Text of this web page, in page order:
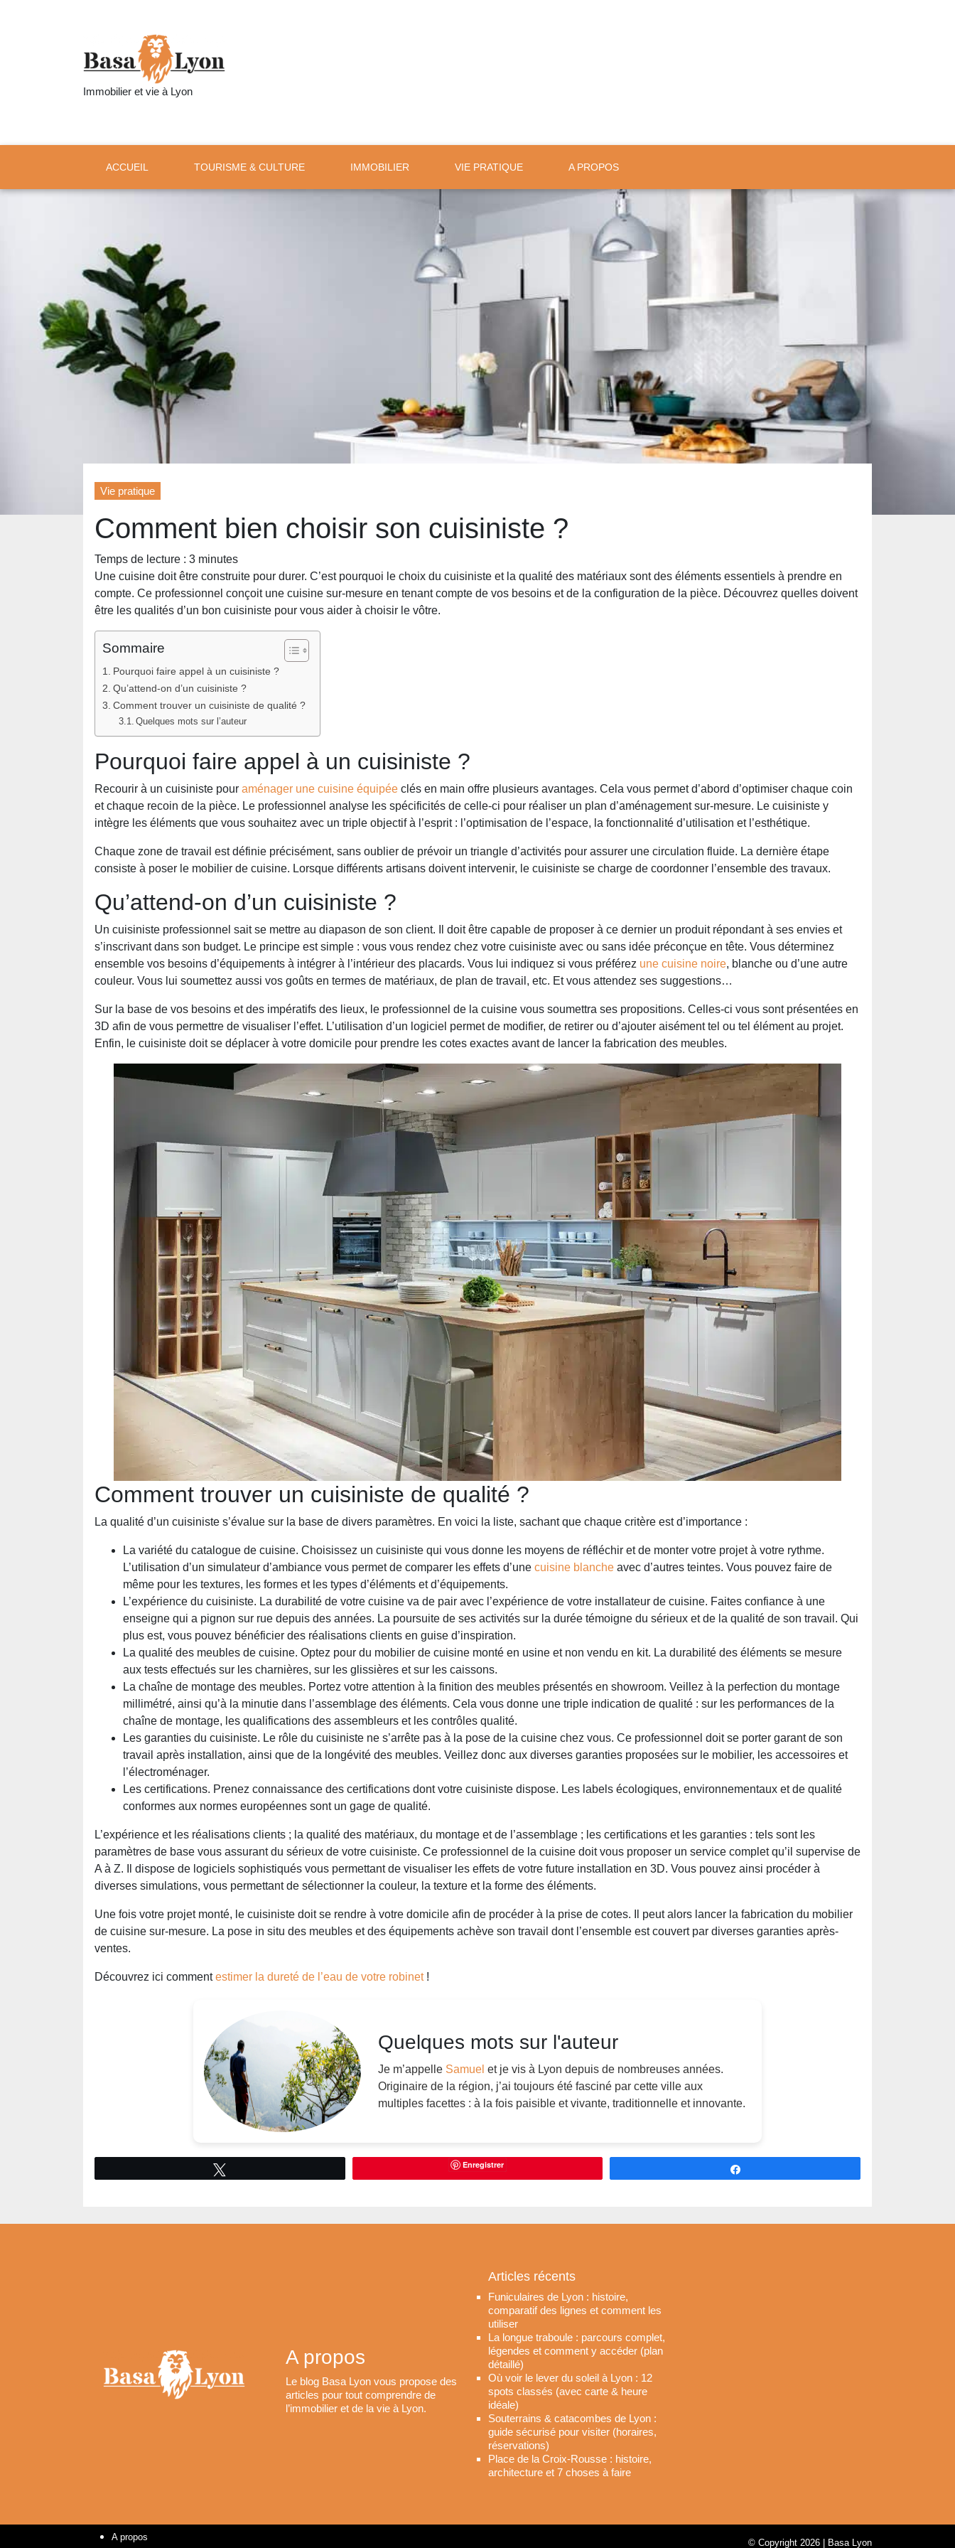
Immobilier et vie à Lyon
ACCUEIL TOURISME & CULTURE IMMOBILIER VIE PRATIQUE A PROPOS
Vie pratique
Comment bien choisir son cuisiniste ?
Temps de lecture : 3 minutes
Une cuisine doit être construite pour durer. C’est pourquoi le choix du cuisiniste et la qualité des matériaux sont des éléments essentiels à prendre en
compte. Ce professionnel conçoit une cuisine sur-mesure en tenant compte de vos besoins et de la configuration de la pièce. Découvrez quelles doivent
être les qualités d’un bon cuisiniste pour vous aider à choisir le vôtre.
Sommaire
Pourquoi faire appel à un cuisiniste ?
Qu’attend-on d’un cuisiniste ?
Comment trouver un cuisiniste de qualité ?
Quelques mots sur l’auteur
Pourquoi faire appel à un cuisiniste ?
Recourir à un cuisiniste pour aménager une cuisine équipée clés en main offre plusieurs avantages. Cela vous permet d’abord d’optimiser chaque coin
et chaque recoin de la pièce. Le professionnel analyse les spécificités de celle-ci pour réaliser un plan d’aménagement sur-mesure. Le cuisiniste y
intègre les éléments que vous souhaitez avec un triple objectif à l’esprit : l’optimisation de l’espace, la fonctionnalité d’utilisation et l’esthétique.
Chaque zone de travail est définie précisément, sans oublier de prévoir un triangle d’activités pour assurer une circulation fluide. La dernière étape
consiste à poser le mobilier de cuisine. Lorsque différents artisans doivent intervenir, le cuisiniste se charge de coordonner l’ensemble des travaux.
Qu’attend-on d’un cuisiniste ?
Un cuisiniste professionnel sait se mettre au diapason de son client. Il doit être capable de proposer à ce dernier un produit répondant à ses envies et
s’inscrivant dans son budget. Le principe est simple : vous vous rendez chez votre cuisiniste avec ou sans idée préconçue en tête. Vous déterminez
ensemble vos besoins d’équipements à intégrer à l’intérieur des placards. Vous lui indiquez si vous préférez une cuisine noire, blanche ou d’une autre
couleur. Vous lui soumettez aussi vos goûts en termes de matériaux, de plan de travail, etc. Et vous attendez ses suggestions…
Sur la base de vos besoins et des impératifs des lieux, le professionnel de la cuisine vous soumettra ses propositions. Celles-ci vous sont présentées en
3D afin de vous permettre de visualiser l’effet. L’utilisation d’un logiciel permet de modifier, de retirer ou d’ajouter aisément tel ou tel élément au projet.
Enfin, le cuisiniste doit se déplacer à votre domicile pour prendre les cotes exactes avant de lancer la fabrication des meubles.
Comment trouver un cuisiniste de qualité ?
La qualité d’un cuisiniste s’évalue sur la base de divers paramètres. En voici la liste, sachant que chaque critère est d’importance :
La variété du catalogue de cuisine. Choisissez un cuisiniste qui vous donne les moyens de réfléchir et de monter votre projet à votre rythme.
L’utilisation d’un simulateur d’ambiance vous permet de comparer les effets d’une cuisine blanche avec d’autres teintes. Vous pouvez faire de
même pour les textures, les formes et les types d’éléments et d’équipements.
L’expérience du cuisiniste. La durabilité de votre cuisine va de pair avec l’expérience de votre installateur de cuisine. Faites confiance à une
enseigne qui a pignon sur rue depuis des années. La poursuite de ses activités sur la durée témoigne du sérieux et de la qualité de son travail. Qui
plus est, vous pouvez bénéficier des réalisations clients en guise d’inspiration.
La qualité des meubles de cuisine. Optez pour du mobilier de cuisine monté en usine et non vendu en kit. La durabilité des éléments se mesure
aux tests effectués sur les charnières, sur les glissières et sur les caissons.
La chaîne de montage des meubles. Portez votre attention à la finition des meubles présentés en showroom. Veillez à la perfection du montage
millimétré, ainsi qu’à la minutie dans l’assemblage des éléments. Cela vous donne une triple indication de qualité : sur les performances de la
chaîne de montage, les qualifications des assembleurs et les contrôles qualité.
Les garanties du cuisiniste. Le rôle du cuisiniste ne s’arrête pas à la pose de la cuisine chez vous. Ce professionnel doit se porter garant de son
travail après installation, ainsi que de la longévité des meubles. Veillez donc aux diverses garanties proposées sur le mobilier, les accessoires et
l’électroménager.
Les certifications. Prenez connaissance des certifications dont votre cuisiniste dispose. Les labels écologiques, environnementaux et de qualité
conformes aux normes européennes sont un gage de qualité.
L’expérience et les réalisations clients ; la qualité des matériaux, du montage et de l’assemblage ; les certifications et les garanties : tels sont les
paramètres de base vous assurant du sérieux de votre cuisiniste. Ce professionnel de la cuisine doit vous proposer un service complet qu’il supervise de
A à Z. Il dispose de logiciels sophistiqués vous permettant de visualiser les effets de votre future installation en 3D. Vous pouvez ainsi procéder à
diverses simulations, vous permettant de sélectionner la couleur, la texture et la forme des éléments.
Une fois votre projet monté, le cuisiniste doit se rendre à votre domicile afin de procéder à la prise de cotes. Il peut alors lancer la fabrication du mobilier
de cuisine sur-mesure. La pose in situ des meubles et des équipements achève son travail dont l’ensemble est couvert par diverses garanties après-
ventes.
Découvrez ici commentestimer la dureté de l’eau de votre robinet!
Quelques mots sur l'auteur
Je m’appelle Samuel et je vis à Lyon depuis de nombreuses années.
Originaire de la région, j’ai toujours été fasciné par cette ville aux
multiples facettes : à la fois paisible et vivante, traditionnelle et innovante.
Enregistrer
A propos
Le blog Basa Lyon vous propose des
articles pour tout comprendre de
l’immobilier et de la vie à Lyon.
Articles récents
Funiculaires de Lyon : histoire,
comparatif des lignes et comment les
utiliser
La longue traboule : parcours complet,
légendes et comment y accéder (plan
détaillé)
Où voir le lever du soleil à Lyon : 12
spots classés (avec carte & heure
idéale)
Souterrains & catacombes de Lyon :
guide sécurisé pour visiter (horaires,
réservations)
Place de la Croix-Rousse : histoire,
architecture et 7 choses à faire
A propos
© Copyright 2026 | Basa Lyon